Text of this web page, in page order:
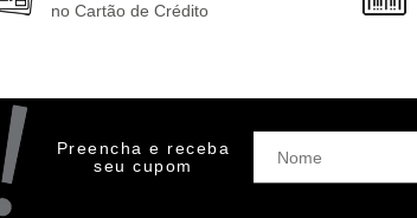
no Cartão de Crédito
Preencha e receba
seu cupom